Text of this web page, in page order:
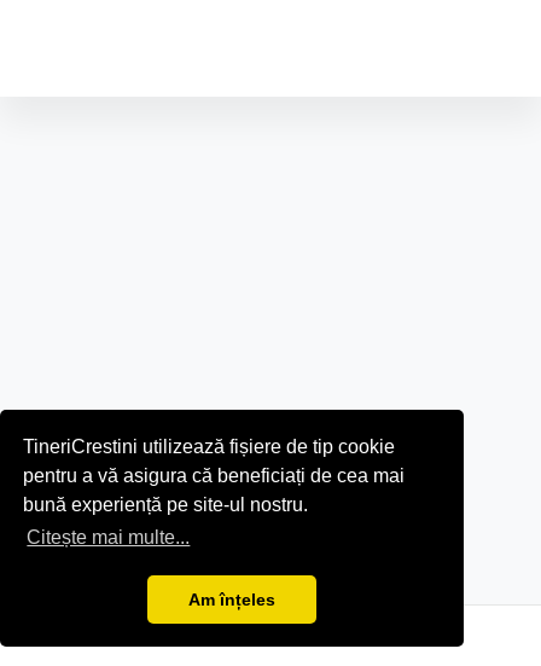
TineriCrestini utilizează fișiere de tip cookie
pentru a vă asigura că beneficiați de cea mai
bună experiență pe site-ul nostru.
Citește mai multe...
Am înțeles